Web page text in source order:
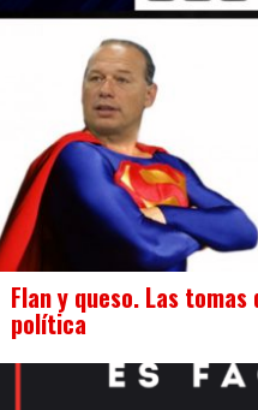
Flan y queso. Las
política